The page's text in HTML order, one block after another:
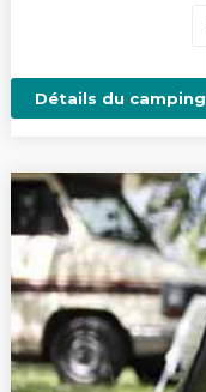
Détails du camping